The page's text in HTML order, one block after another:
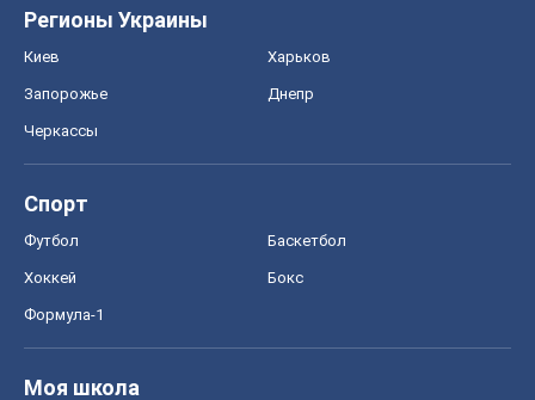
Регионы Украины
Киев Харьков
Запорожье Днепр
Черкассы
Спорт
Футбол Баскетбол
Хоккей Бокс
Формула-1
Моя школа